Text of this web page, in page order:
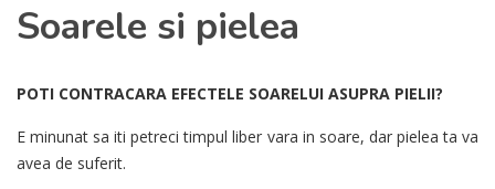
Soarele si pielea
POTI CONTRACARA EFECTELE SOARELUI ASUPRA PIELII?
E minunat sa iti petreci timpul liber vara in soare, dar pielea ta va
avea de suferit.